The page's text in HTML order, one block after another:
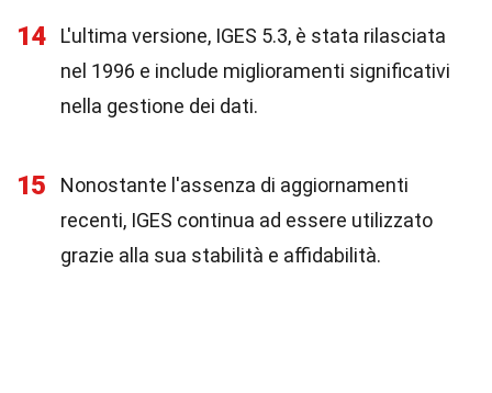
14
L'ultima versione, IGES 5.3, è stata rilasciata
nel 1996 e include miglioramenti significativi
nella gestione dei dati.
15
Nonostante l'assenza di aggiornamenti
recenti, IGES continua ad essere utilizzato
grazie alla sua stabilità e affidabilità.